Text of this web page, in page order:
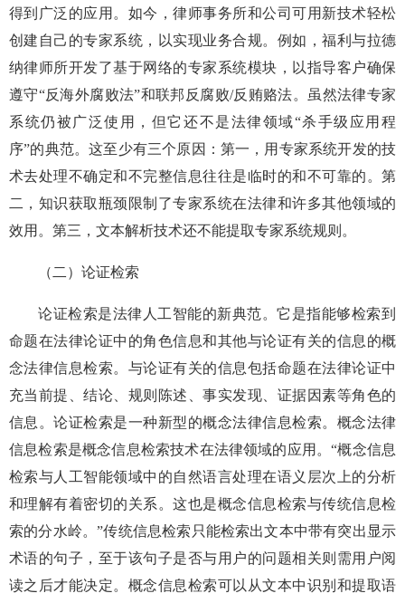
得到广泛的应用。如今，律师事务所和公司可用新技术轻松
创建自己的专家系统，以实现业务合规。例如，福利与拉德
纳律师所开发了基于网络的专家系统模块，以指导客户确保
遵守“反海外腐败法”和联邦反腐败/反贿赂法。虽然法律专家
系统仍被广泛使用，但它还不是法律领域“杀手级应用程
序”的典范。这至少有三个原因：第一，用专家系统开发的技
术去处理不确定和不完整信息往往是临时的和不可靠的。第
二，知识获取瓶颈限制了专家系统在法律和许多其他领域的
效用。第三，文本解析技术还不能提取专家系统规则。
（二）论证检索
论证检索是法律人工智能的新典范。它是指能够检索到
命题在法律论证中的角色信息和其他与论证有关的信息的概
念法律信息检索。与论证有关的信息包括命题在法律论证中
充当前提、结论、规则陈述、事实发现、证据因素等角色的
信息。论证检索是一种新型的概念法律信息检索。概念法律
信息检索是概念信息检索技术在法律领域的应用。“概念信息
检索与人工智能领域中的自然语言处理在语义层次上的分析
和理解有着密切的关系。这也是概念信息检索与传统信息检
索的分水岭。”传统信息检索只能检索出文本中带有突出显示
术语的句子，至于该句子是否与用户的问题相关则需用户阅
读之后才能决定。概念信息检索可以从文本中识别和提取语